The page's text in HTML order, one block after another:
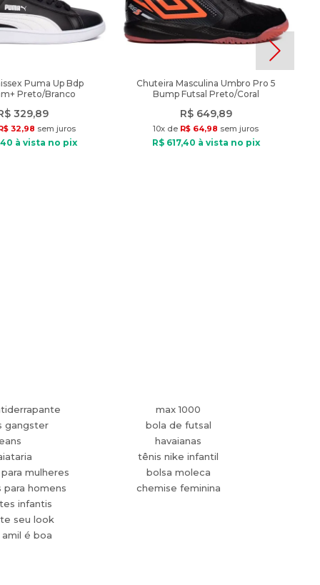
Puma Up Bdp
Preto/Branco
329,89
32,98 sem juros
40 à vista no pix
Chuteira Masculina Umbro Pro 5
Bump Futsal Preto/Coral
R$ 649,89
10x de R$ 64,98 sem juros
R$ 617,40 à vista no pix
gangster
mulheres
homens
infantis
seu look
é boa
max 1000
bola de futsal
havaianas
tênis nike infantil
bolsa moleca
chemise feminina